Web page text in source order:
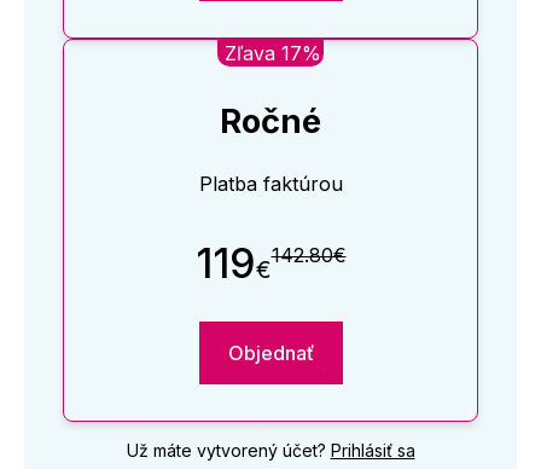
Zľava 17%
Ročné
Platba faktúrou
119€142.80€
Objednať
Už máte vytvorený účet? Prihlásiť sa